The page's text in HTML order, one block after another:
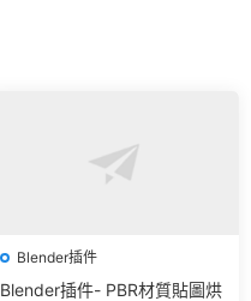
Blender插件
Blender插件- PBR材質貼圖烘